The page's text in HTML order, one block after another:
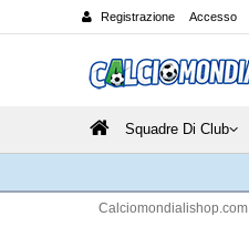
Registrazione Accesso
Squadre Di Club
Calciomondialishop.com